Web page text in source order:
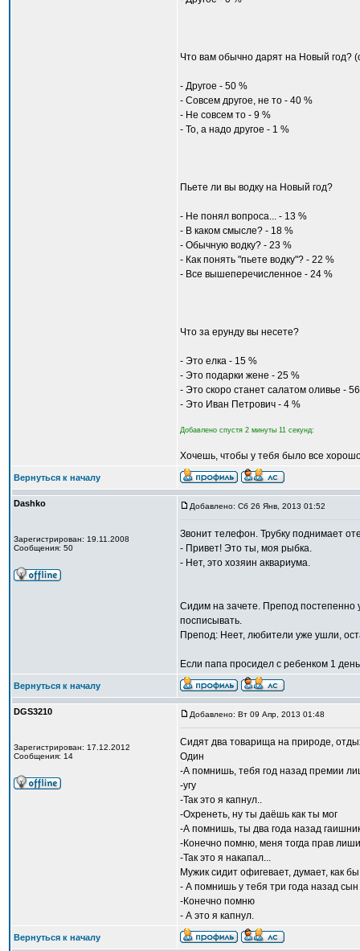
Что вам обычно дарят на Новый год?
- Другое - 50 %
- Совсем другое, не то - 40 %
- Не совсем то - 9 %
- То, а надо другое - 1 %
Пьете ли вы водку на Новый год?
- Не понял вопроса... - 13 %
- В каком смысле? - 18 %
- Обычную водку? - 23 %
- Как понять "пьете водку"? - 22 %
- Все вышеперечисленное - 24 %
Что за ерунду вы несете?
- Это елка - 15 %
- Это подарки жене - 25 %
- Это скоро станет салатом оливье -
- Это Иван Петрович - 4 %
Добавлено спустя 2 минуты 11 секунд:
Хочешь, чтобы у тебя было все
Вернуться к началу
Dashko
Зарегистрирован: 19.11.2008
Сообщения: 50
Добавлено: Сб 26 Янв, 2013 01:52
Звонит телефон. Трубку поднимает
- Привет! Это ты, моя рыбка.
- Нет, это хозяин аквариума.
Сидим на зачете. Препод постепенно
посписывать.
Препод: Неет, любители уже ушли,
Если папа просидел с ребенком 1
Вернуться к началу
DGS3210
Зарегистрирован: 17.12.2012
Сообщения: 14
Добавлено: Вт 09 Апр, 2013 01:48
Сидят два товарища на природе,
Один
-А помнишь, тебя год назад премии
-угу
-Так это я капнул..
-Охренеть, ну ты даёшь как ты мог
-А помнишь, ты два года назад
-Конечно помню, меня тогда прав
-Так это я накапал...
Мужик сидит офигевает, думает, как
- А помнишь у тебя три года назад
-Конечно помню
- А это я капнул.
Вернуться к началу